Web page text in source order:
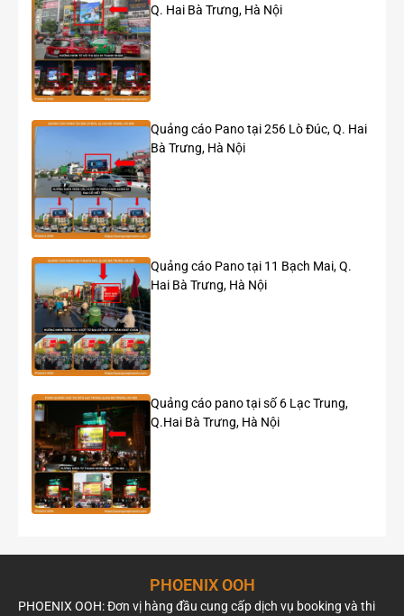
Một số quảng cáo roadshow xe ô tô 4 chỗ nổi bật
Q. Hai Bà Trưng, Hà Nội
Quảng cáo Pano tại 256 Lò Đúc, Q. Hai
Bà Trưng, Hà Nội
Quảng cáo Pano tại 11 Bạch Mai, Q.
Hai Bà Trưng, Hà Nội
Quảng cáo pano tại số 6 Lạc Trung,
Q.Hai Bà Trưng, Hà Nội
PHOENIX OOH
PHOENIX OOH: Đơn vị hàng đầu cung cấp dịch vụ booking và thi